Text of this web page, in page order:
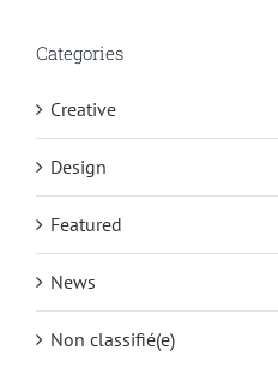
Categories
Creative
Design
Featured
News
Non classifié(e)